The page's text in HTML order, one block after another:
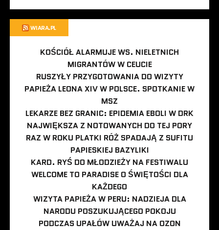
WIARA.PL
KOŚCIÓŁ ALARMUJE WS. NIELETNICH
MIGRANTÓW W CEUCIE
RUSZYŁY PRZYGOTOWANIA DO WIZYTY
PAPIEŻA LEONA XIV W POLSCE. SPOTKANIE W
MSZ
LEKARZE BEZ GRANIC: EPIDEMIA EBOLI W DRK
NAJWIĘKSZA Z NOTOWANYCH DO TEJ PORY
RAZ W ROKU PLATKI RÓŻ SPADAJĄ Z SUFITU
PAPIESKIEJ BAZYLIKI
KARD. RYŚ DO MŁODZIEŻY NA FESTIWALU
WELCOME TO PARADISE O ŚWIĘTOŚCI DLA
KAŻDEGO
WIZYTA PAPIEŻA W PERU: NADZIEJA DLA
NARODU POSZUKUJĄCEGO POKOJU
PODCZAS UPAŁÓW UWAŻAJ NA OZON